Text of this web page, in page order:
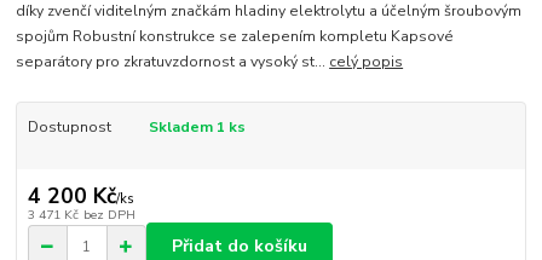
díky zvenčí viditelným značkám hladiny elektrolytu a účelným šroubovým
spojům Robustní konstrukce se zalepením kompletu Kapsové
separátory pro zkratuvzdornost a vysoký st... celý popis
Dostupnost Skladem 1 ks
4 200 Kč/ks
3 471 Kč bez DPH
Přidat do košíku